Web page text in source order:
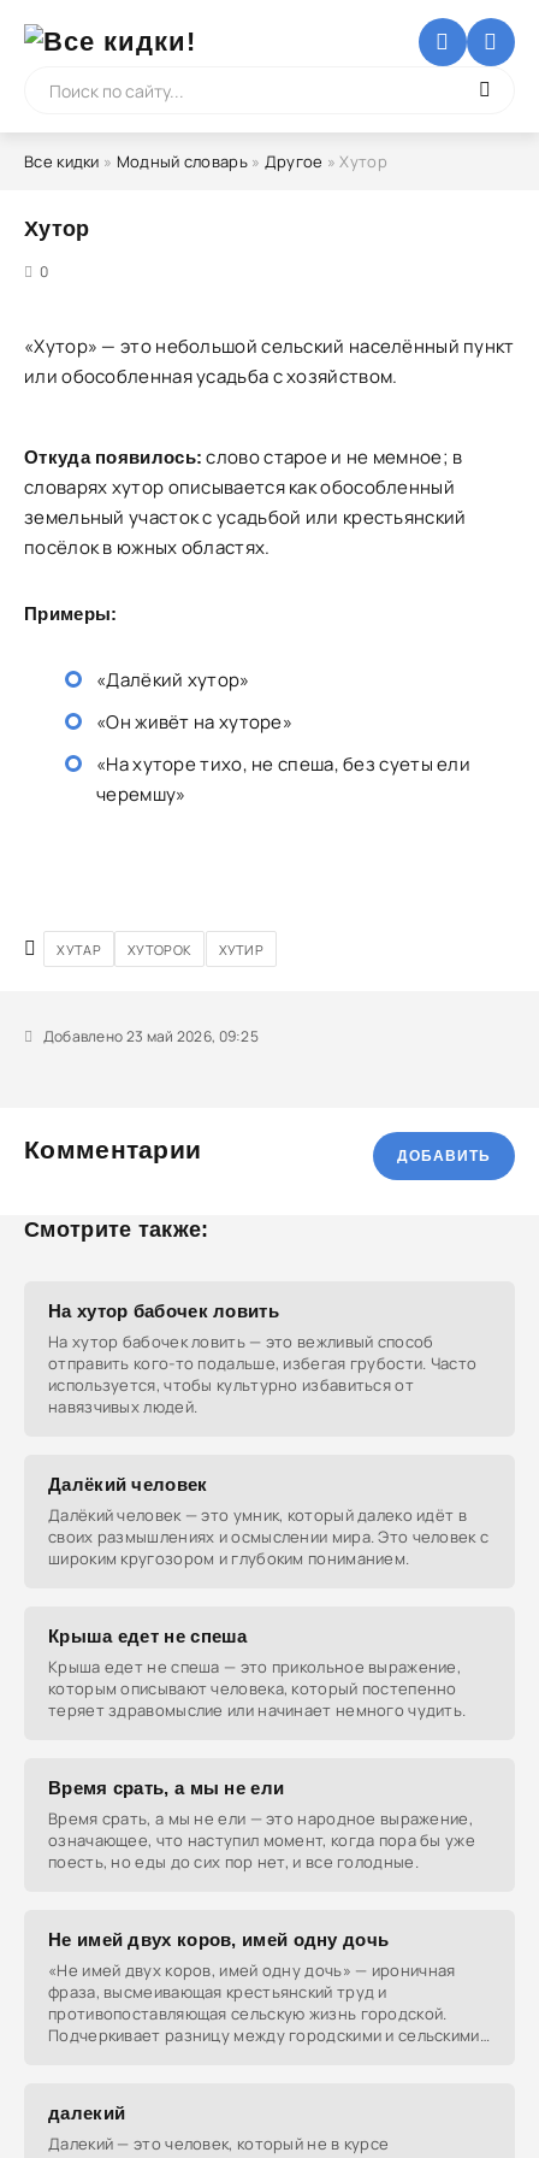
Все кидки » Модный словарь» Другое » Хутор
Хутор
0
«Хутор» — это небольшой сельский населённый пункт
или обособленная усадьба с хозяйством.
Откуда появилось: слово старое и не мемное; в
словарях хутор описывается как обособленный
земельный участок с усадьбой или крестьянский
посёлок в южных областях.
Примеры:
«Далёкий хутор»
«Он живёт на хуторе»
«На хуторе тихо, не спеша, без суеты ели
черемшу»
ХУТАР ХУТОРОК ХУТИР
Добавлено 23 май 2026, 09:25
Комментарии ДОБАВИТЬ
Смотрите также:
На хутор бабочек ловить
На хутор бабочек ловить — это вежливый способ
отправить кого-то подальше, избегая грубости. Часто
используется, чтобы культурно избавиться от
навязчивых людей.
Далёкий человек
Далёкий человек — это умник, который далеко идёт в
своих размышлениях и осмыслении мира. Это человек с
широким кругозором и глубоким пониманием.
Крыша едет не спеша
Крыша едет не спеша — это прикольное выражение,
которым описывают человека, который постепенно
теряет здравомыслие или начинает немного чудить.
Время срать, а мы не ели
Время срать, а мы не ели — это народное выражение,
означающее, что наступил момент, когда пора бы уже
поесть, но еды до сих пор нет, и все голодные.
Не имей двух коров, имей одну дочь
«Не имей двух коров, имей одну дочь» — ироничная
фраза, высмеивающая крестьянский труд и
противопоставляющая сельскую жизнь городской.
Подчеркивает разницу между городскими и сельскими
далекий
Далекий — это человек, который не в курсе